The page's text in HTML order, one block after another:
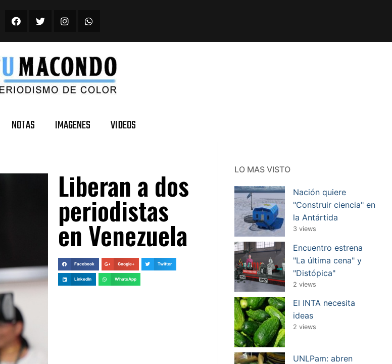
NOTAS IMAGENES VIDEOS
Liberan a dos
periodistas
en Venezuela
Facebook Google+ Twitter
LinkedIn WhatsApp
LO MAS VISTO
Nación quiere
"Construir ciencia" en
la Antártida
3 views
Encuentro estrena
"La última cena" y
"Distópica"
2 views
El INTA necesita
ideas
2 views
UNLPam: abren